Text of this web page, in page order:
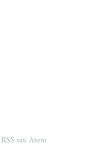
RSS sau Atom